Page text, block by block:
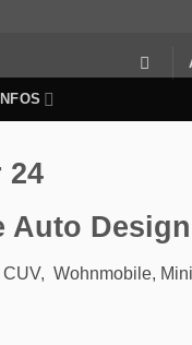
INFOS
24
Auto
Wohnmobile,